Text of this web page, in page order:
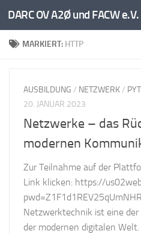
Unter dem Inhalt
DARC OV A2Ø und FACW e.V.
MARKIERT: HTTP
AUSBILDUNG / NETZWERK/
20. JANUAR 2023
Netzwerke – das
modernen
Zur Teilnahme auf der
Link klicken: https://
Netzwerktechnik ist eine
der modernen digitalen